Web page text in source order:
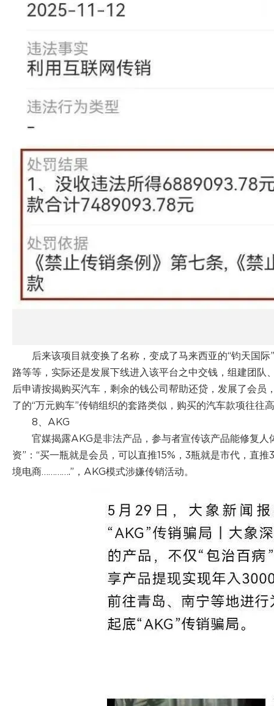
后来该项目就变换了名称，变成了马来西亚的“钧天国
路等等，实际还是发展下线进入该平台之中交钱，组建团
后申请按揭购买汽车，剩余的钱公司帮助还贷，发展了会
了的“万元购车”传销组织的套路类似，购买的汽车款项往往
8、AKG
官媒揭露AKG是非法产品，参与者宣传该产品能修复
资”：“买一瓶就是会员，可以直推15%，3瓶就是市代，直
境电商………….”，AKG模式涉嫌传销活动。